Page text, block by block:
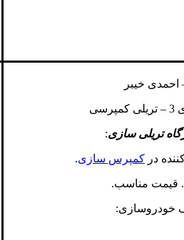
احمدی خیبر
تریلی سازی:
در کمپرس سازی.
قیمت مناسب.
خودروسازی: